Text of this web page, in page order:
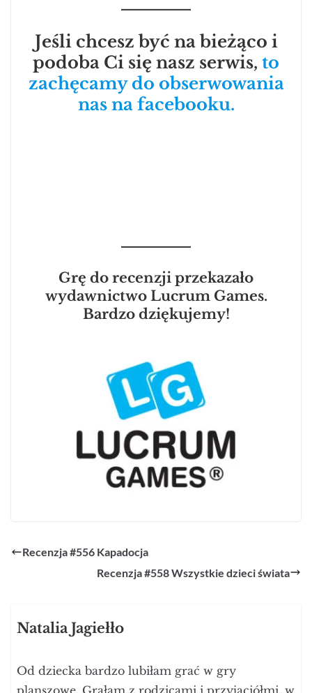
Jeśli chcesz być na bieżąco i
podoba Ci się nasz serwis, to
zachęcamy do obserwowania
nas na facebooku.
Grę do recenzji przekazało
wydawnictwo Lucrum Games.
Bardzo dziękujemy!
Recenzja #556 Kapadocja
Recenzja #558 Wszystkie dzieci świata
Natalia Jagiełło
Od dziecka bardzo lubiłam grać w gry
planszowe. Grałam z rodzicami i przyjaciółmi, w